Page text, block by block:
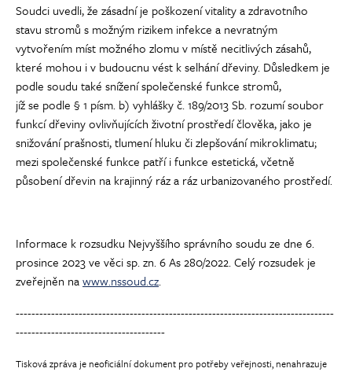
Soudci uvedli, že zásadní je poškození vitality a zdravotního
stavu stromů s možným rizikem infekce a nevratným
vytvořením míst možného zlomu v místě necitlivých zásahů,
které mohou i v budoucnu vést k selhání dřeviny. Důsledkem je
podle soudu také snížení společenské funkce stromů,
jíž se podle § 1 písm. b) vyhlášky č. 189/2013 Sb. rozumí soubor
funkcí dřeviny ovlivňujících životní prostředí člověka, jako je
snižování prašnosti, tlumení hluku či zlepšování mikroklimatu;
mezi společenské funkce patří i funkce estetická, včetně
působení dřevin na krajinný ráz a ráz urbanizovaného prostředí.
Informace k rozsudku Nejvyššího správního soudu ze dne 6.
prosince 2023 ve věci sp. zn. 6 As 280/2022. Celý rozsudek je
zveřejněn nawww.nssoud.cz.
---------------------------------------------------------------------------------
--------------------------------------
Tisková zpráva je neoficiální dokument pro potřeby veřejnosti, nenahrazuje